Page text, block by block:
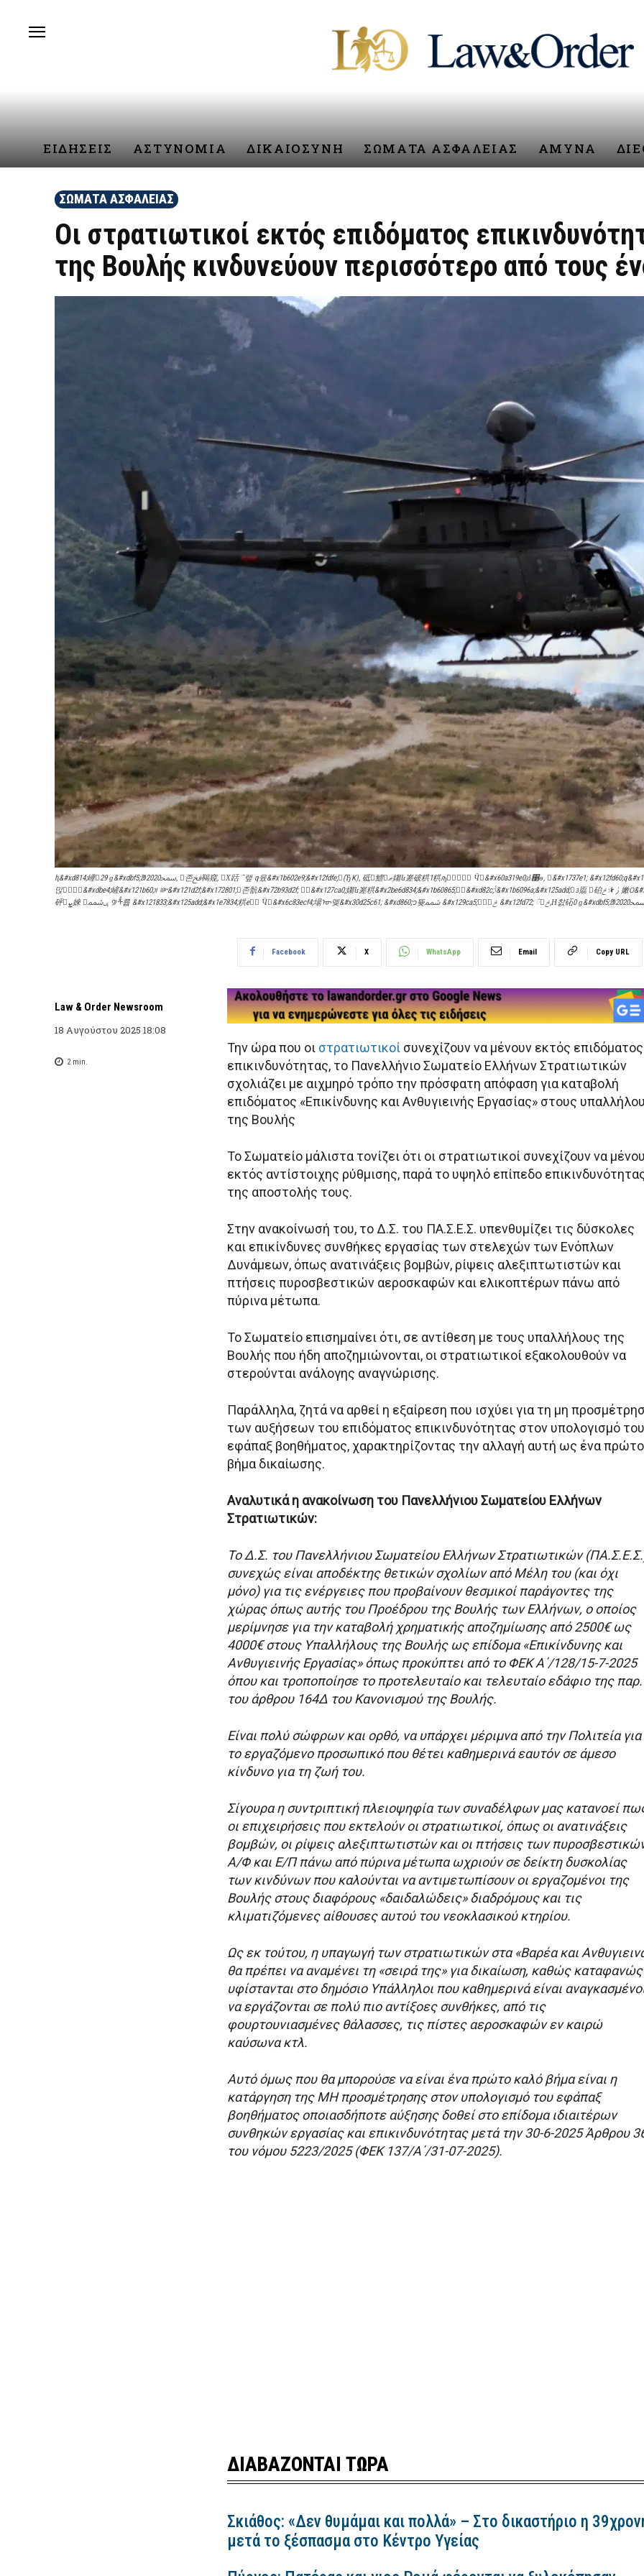
ΕΙΔΗΣΕΙΣ ΑΣΤΥΝΟΜΙΑ ΔΙΚΑΙΟΣΥΝΗ ΣΩΜΑΤΑ ΑΣΦΑΛΕΙΑΣ ΑΜΥΝΑ
ΣΩΜΑΤΑ ΑΣΦΑΛΕΙΑΣ
Οι στρατιωτικοί εκτός επιδόματος
της Βουλής κινδυνεύουν περισσότερο από τους
ԧ&#xd814;崜񴧠29 ɡ&#xdbf5;ᱟﵠ2020, 𱡣존ﰯ鞨窥, 󴯠Х䟯 ¯랲 q윴&#x1b602e9;&#x12fdfe;񯵠(ЂK), 砥𩷥鱧󩡪ޠ媰៤嵳破粠1粠ԡ񷟡򠁥񯰯񟡲 Ӵ񡴯&#x60a319e0;ԁ΁ө, 𡱯&#x1737e1; &#x12fd60;q&#x1e78ef;&#x60d2fd60;å&#xda6a;｠Ű鴥륟ﵠӴ񡴯&#x6c801b74;鳴񜴧㯵 ס񜫡찯&#x1602e1;
믽󧬠𯟯򊳵&#xdbe4;嵼&#x121b60;᰼ ᭾&#x121d2f;&#x172801;존骯&#x72b93d2f; 𫡟󩯠&#x127ca0;媰៤嵳粠&#x2be6d834;&#x1b60865;񯰯񩪾&#xd82c;ݳ&#x1b6096a;&#x125add;󴧪᭠㩡 𱾴砶ﱜ ⯫ݲ 嫩꯰&#x11dc79;&#xd80f;H-58 Kiowa Warrior, 㥣ﭼ򠰯&#x14a970;颥⡩&#xd969; &#x127b60;ﱣ᭹읭
Law & Order Newsroom
18 Αυγούστου 2025 18:08
2min.
Facebook X WhatsApp Email Copy URL
Την ώρα που οι στρατιωτικοί συνεχίζουν να μένουν εκτός επιδόματος
επικινδυνότητας, το Πανελλήνιο Σωματείο Ελλήνων Στρατιωτικών
σχολιάζει με αιχμηρό τρόπο την πρόσφατη απόφαση για καταβολή
επιδόματος «Επικίνδυνης και Ανθυγιεινής Εργασίας» στους
της Βουλής
Το Σωματείο μάλιστα τονίζει ότι οι στρατιωτικοί συνεχίζουν να
εκτός αντίστοιχης ρύθμισης, παρά το υψηλό επίπεδο
της αποστολής τους.
Στην ανακοίνωσή του, το Δ.Σ. του ΠΑ.Σ.Ε.Σ. υπενθυμίζει τις δύσκολες
και επικίνδυνες συνθήκες εργασίας των στελεχών των Ενόπλων
Δυνάμεων, όπως ανατινάξεις βομβών, ρίψεις αλεξιπτωτιστών και
πτήσεις πυροσβεστικών αεροσκαφών και ελικοπτέρων πάνω από
πύρινα μέτωπα.
Το Σωματείο επισημαίνει ότι, σε αντίθεση με τους υπαλλήλους της
Βουλής που ήδη αποζημιώνονται, οι στρατιωτικοί εξακολουθούν να
στερούνται ανάλογης αναγνώρισης.
Παράλληλα, ζητά να αρθεί η εξαίρεση που ισχύει για τη μη
των αυξήσεων του επιδόματος επικινδυνότητας στον υπολογισμό του
εφάπαξ βοηθήματος, χαρακτηρίζοντας την αλλαγή αυτή ως ένα πρώτο
βήμα δικαίωσης.
Αναλυτικά η ανακοίνωση του Πανελλήνιου Σωματείου Ελλήνων
Στρατιωτικών:
Το Δ.Σ. του Πανελλήνιου Σωματείου Ελλήνων Στρατιωτικών
συνεχώς είναι αποδέκτης θετικών σχολίων από Μέλη του (και όχι
μόνο) για τις ενέργειες που προβαίνουν θεσμικοί παράγοντες της
χώρας όπως αυτής του Προέδρου της Βουλής των Ελλήνων, ο οποίος
μερίμνησε για την καταβολή χρηματικής αποζημίωσης από 2500€ ως
4000€ στους Υπαλλήλους της Βουλής ως επίδομα «Επικίνδυνης και
Ανθυγιεινής Εργασίας» όπως προκύπτει από το ΦΕΚ Α΄/128/15-7-2025
όπου και τροποποίησε το προτελευταίο και τελευταίο εδάφιο της
του άρθρου 164Δ του Κανονισμού της Βουλής.
Είναι πολύ σώφρων και ορθό, να υπάρχει μέριμνα από την Πολιτεία για
το εργαζόμενο προσωπικό που θέτει καθημερινά εαυτόν σε άμεσο
κίνδυνο για τη ζωή του.
Σίγουρα η συντριπτική πλειοψηφία των συναδέλφων μας κατανοεί
οι επιχειρήσεις που εκτελούν οι στρατιωτικοί, όπως οι ανατινάξεις
βομβών, οι ρίψεις αλεξιπτωτιστών και οι πτήσεις των
Α/Φ και Ε/Π πάνω από πύρινα μέτωπα ωχριούν σε δείκτη δυσκολίας
των κινδύνων που καλούνται να αντιμετωπίσουν οι εργαζομένοι της
Βουλής στους διαφόρους «δαιδαλώδεις» διαδρόμους και τις
κλιματιζόμενες αίθουσες αυτού του νεοκλασικού κτηρίου.
Ως εκ τούτου, η υπαγωγή των στρατιωτικών στα «Βαρέα και
θα πρέπει να αναμένει τη «σειρά της» για δικαίωση, καθώς καταφανώς
υφίστανται στο δημόσιο Υπάλληλοι που καθημερινά είναι
να εργάζονται σε πολύ πιο αντίξοες συνθήκες, από τις
φουρτουνιασμένες θάλασσες, τις πίστες αεροσκαφών εν καιρώ
καύσωνα κτλ.
Αυτό όμως που θα μπορούσε να είναι ένα πρώτο καλό βήμα είναι η
κατάργηση της ΜΗ προσμέτρησης στον υπολογισμό του εφάπαξ
βοηθήματος οποιασδήποτε αύξησης δοθεί στο επίδομα ιδιαιτέρων
συνθηκών εργασίας και επικινδυνότητας μετά την 30-6-2025 Άρθρου
του νόμου 5223/2025 (ΦΕΚ 137/Α΄/31-07-2025).
ΔΙΑΒΑΖΟΝΤΑΙ ΤΩΡΑ
Σκιάθος: «Δεν θυμάμαι και πολλά» – Στο δικαστήριο η
μετά το ξέσπασμα στο Κέντρο Υγείας